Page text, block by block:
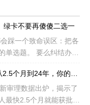
绿卡不要再傻傻二选一
踩一个致命误区：把各
么纠结办哪
审理数据出炉，揭示了
最快2.5个月就能获批，